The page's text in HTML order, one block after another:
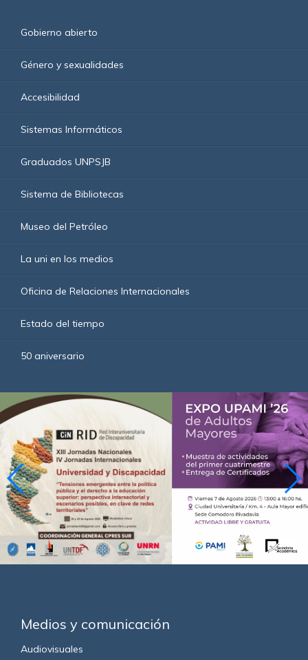
Gobierno abierto
Género y sexualidades
Accesibilidad
Sistemas Informáticos
Graduados UNPSJB
Sistema de Bibliotecas
Museo del Petróleo
La uni en los medios
Oficina de Relaciones Internacionales
Estado del tiempo
50 aniversario
Medios y comunicación
Audiovisuales